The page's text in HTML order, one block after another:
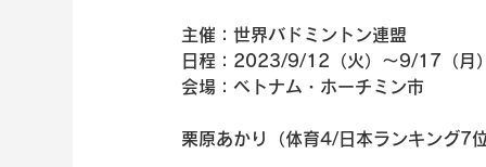
主催：世界バドミントン連盟
日程：2023/9/12（火）～9/17（月
会場：ベトナム・ホーチミン市
栗原あかり（体育4/日本ランキング7